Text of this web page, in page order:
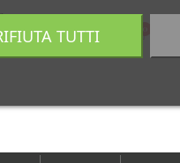
0,00 €
TUTTI